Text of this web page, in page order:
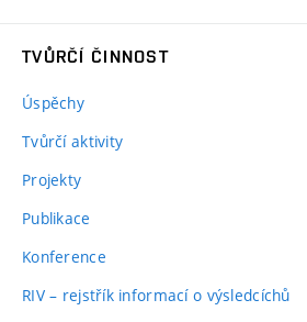
TVŮRČÍ ČINNOST
Úspěchy
Tvůrčí aktivity
Projekty
Publikace
Konference
RIV – rejstřík informací o výsledcíchů